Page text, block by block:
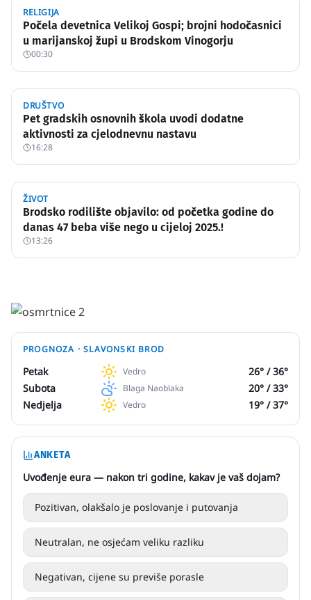
RELIGIJA
Počela devetnica Velikoj Gospi; brojni hodočasnici
u marijanskoj župi u Brodskom Vinogorju
00:30
DRUŠTVO
Pet gradskih osnovnih škola uvodi dodatne
aktivnosti za cjelodnevnu nastavu
16:28
ŽIVOT
Brodsko rodilište objavilo: od početka godine do
danas 47 beba više nego u cijeloj 2025.!
13:26
PROGNOZA ·SLAVONSKI BROD
Petak Vedro 26° /36°
Subota
Blaga Naoblaka 20° /33°
Nedjelja
Vedro 19° /37°
ANKETA
Uvođenje eura — nakon tri godine, kakav je vaš dojam?
Pozitivan, olakšalo je poslovanje i putovanja
Neutralan, ne osjećam veliku razliku
Negativan, cijene su previše porasle